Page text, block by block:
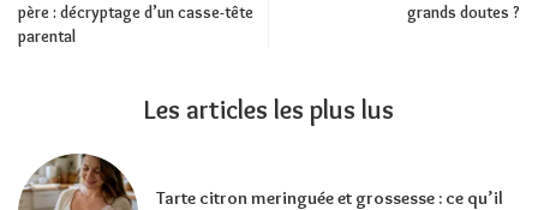
père : décryptage d’un casse-tête
parental
grands doutes ?
Les articles les plus lus
Tarte citron meringuée et grossesse : ce qu’il